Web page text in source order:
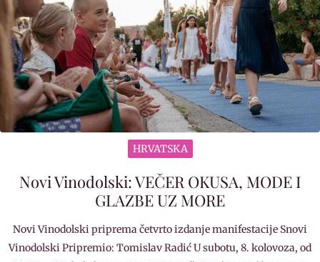
HRVATSKA
Novi Vinodolski: VEČER OKUSA, MODE I
GLAZBE UZ MORE
Novi Vinodolski priprema četvrto izdanje manifestacije Snovi
Vinodolski Pripremio: Tomislav Radić U subotu, 8. kolovoza, od